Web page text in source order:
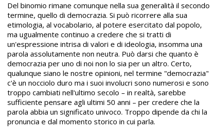
Del binomio rimane comunque nella sua generalità il secondo
termine, quello di democrazia. Si può ricorrere alla sua
etimologia, al vocabolario, al potere esercitato dal popolo,
ma ugualmente continuo a credere che si tratti di
un'espressione intrisa di valori e di ideologia, insomma una
parola assolutamente non neutra. Può darsi che quanto è
democrazia per uno di noi non lo sia per un altro. Certo,
qualunque siano le nostre opinioni, nel termine "democrazia"
c'è un nocciolo duro ma i suoi involucri sono numerosi e sono
troppo cambiati nell'ultimo secolo – in realtà, sarebbe
sufficiente pensare agli ultimi 50 anni – per credere che la
parola abbia un significato univoco. Troppo dipende da chi la
pronuncia e dal momento storico in cui parla.